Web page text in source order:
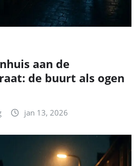
aan de
de buurt als ogen
jan 13, 2026